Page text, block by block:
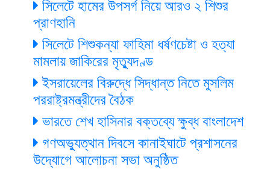
সিলেটে হামের উপসর্গ নিয়ে আরও ২ শিশুর
প্রাণহানি
সিলেটে শিশুকন্যা ফাহিমা ধর্ষণচেষ্টা ও হত্যা
মামলায় জাকিরের মৃত্যুদণ্ড
ইসরায়েলের বিরুদ্ধে সিদ্ধান্ত নিতে মুসলিম
পররাষ্ট্রমন্ত্রীদের বৈঠক
ভারতে শেখ হাসিনার বক্তব্যে ক্ষুব্ধ বাংলাদেশ
গণঅভ্যুত্থান দিবসে কানাইঘাটে প্রশাসনের
উদ্যোগে আলোচনা সভা অনুষ্ঠিত